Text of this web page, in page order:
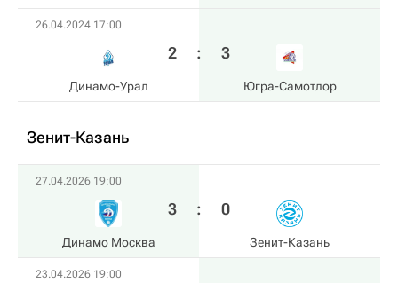
26.04.2024 17:00
Динамо-Урал
2 : 3
Югра-Самотлор
Зенит-Казань
27.04.2026 19:00
Динамо Москва
3 : 0
Зенит-Казань
23.04.2026 19:00